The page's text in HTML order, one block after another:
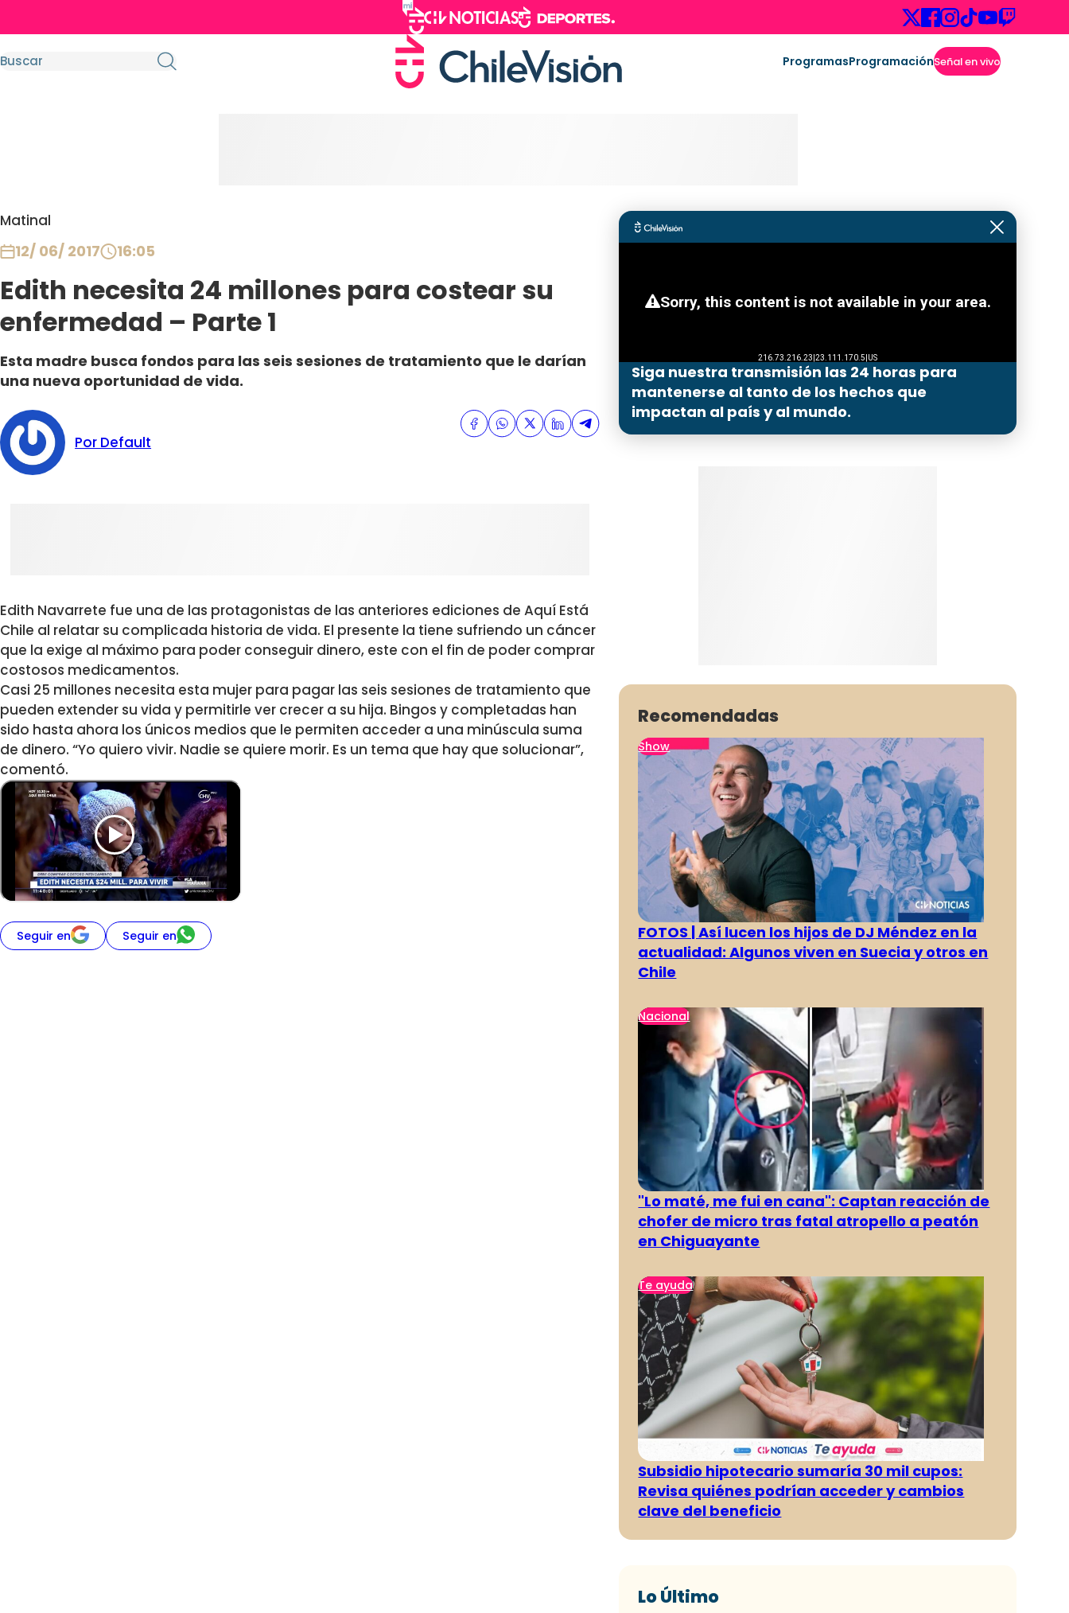
ProgramasProgramaciónSeñal en vivo
Matinal
12/ 06/ 2017 16:05
Edith necesita 24 millones para costear su
enfermedad – Parte 1
Esta madre busca fondos para las seis sesiones de tratamiento que le darían
una nueva oportunidad de vida.
Por Default
Edith Navarrete fue una de las protagonistas de las anteriores ediciones de Aquí Está
Chile al relatar su complicada historia de vida. El presente la tiene sufriendo un cáncer
que la exige al máximo para poder conseguir dinero, este con el fin de poder comprar
costosos medicamentos.
Casi 25 millones necesita esta mujer para pagar las seis sesiones de tratamiento que
pueden extender su vida y permitirle ver crecer a su hija. Bingos y completadas han
sido hasta ahora los únicos medios que le permiten acceder a una minúscula suma
de dinero. “Yo quiero vivir. Nadie se quiere morir. Es un tema que hay que solucionar”,
comentó.
Seguir en Seguir en
Siga nuestra transmisión las 24 horas para
mantenerse al tanto de los hechos que
impactan al país y al mundo.
Recomendadas
Show
FOTOS | Así lucen los hijos de DJ Méndez en la
actualidad: Algunos viven en Suecia y otros en
Chile
Nacional
"Lo maté, me fui en cana": Captan reacción de
chofer de micro tras fatal atropello a peatón
en Chiguayante
Te ayuda
Subsidio hipotecario sumaría 30 mil cupos:
Revisa quiénes podrían acceder y cambios
clave del beneficio
Lo Último